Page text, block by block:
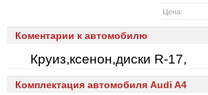
Цена:
Коментарии к автомобилю
Круиз,ксенон,диски R-17,
Комплектация автомобиля Audi A4